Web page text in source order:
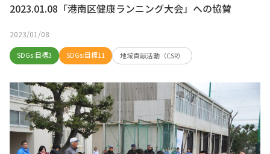
2023.01.08「港南区健康ランニング大会」への協賛
2023/01/08
SDGs:目標3 SDGs:目標11 地域貢献活動（CSR）